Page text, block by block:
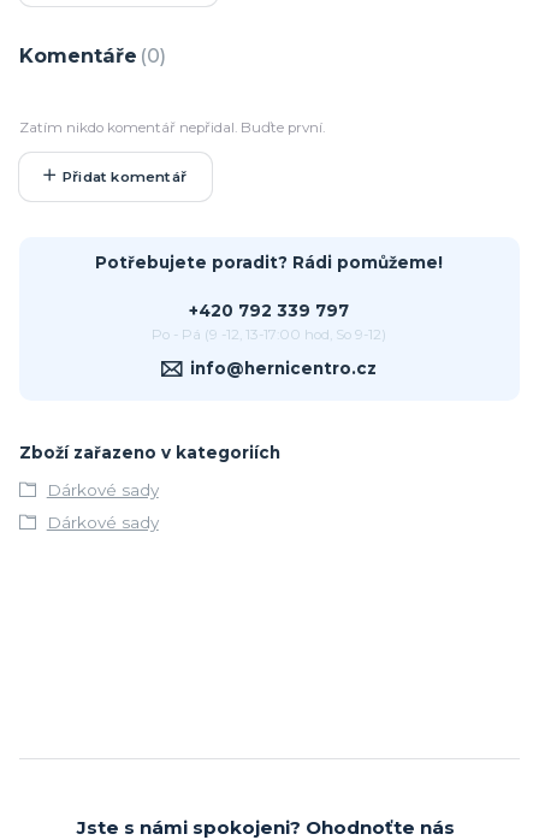
Komentáře 0
Zatím nikdo komentář nepřidal. Buďte první.
Přidat komentář
Potřebujete poradit? Rádi pomůžeme!
+420 792 339 797
Po - Pá (9 -12, 13-17:00 hod, So 9-12)
info@hernicentro.cz
Zboží zařazeno v kategoriích
Dárkové sady
Dárkové sady
Jste s námi spokojeni? Ohodnoťte nás